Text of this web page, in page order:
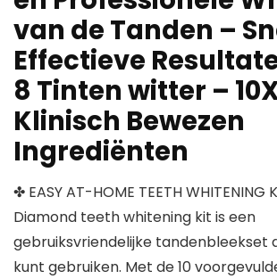
van de Tanden –
Effectieve
8 Tinten witter –
Klinisch Bewezen
Ingrediënten
✤ EASY AT-HOME TEETH WHITENING
Diamond teeth whitening kit is een
gebruiksvriendelijke tandenbleekset
kunt gebruiken. Met de 10